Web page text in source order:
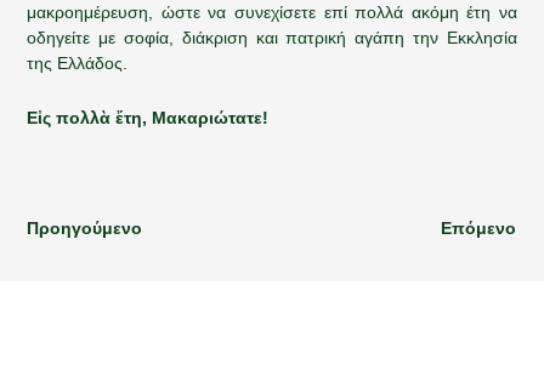
μακροημέρευση, ώστε να συνεχίσετε επί πολλά ακόμη έτη να
οδηγείτε με σοφία, διάκριση και πατρική αγάπη την Εκκλησία
της Ελλάδος.
Εἰς πολλὰ ἔτη, Μακαριώτατε!
Προηγούμενο Επόμενο